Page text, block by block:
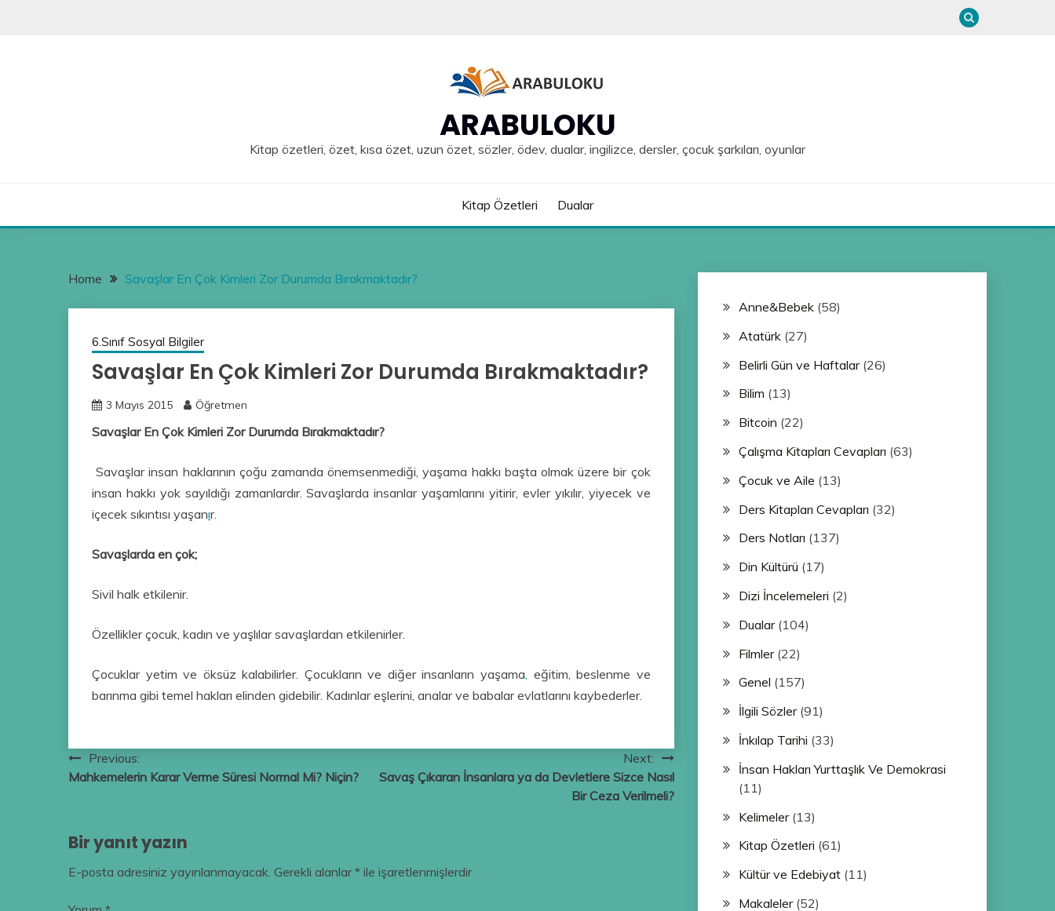
ARABULOKU
Kitap özetleri, özet, kısa özet, uzun özet, sözler, ödev, dualar, ingilizce, dersler, çocuk şarkıları, oyunlar
Kitap Özetleri Dualar
Home Savaşlar En Çok Kimleri Zor Durumda Bırakmaktadır?
6.Sınıf Sosyal Bilgiler
Savaşlar En Çok Kimleri Zor Durumda Bırakmaktadır?
3 Mayıs 2015 Öğretmen
Savaşlar En Çok Kimleri Zor Durumda Bırakmaktadır?
Savaşlar insan haklarının çoğu zamanda önemsenmediği, yaşama hakkı başta olmak üzere bir çok
insan hakkı yok sayıldığı zamanlardır. Savaşlarda insanlar yaşamlarını yitirir, evler yıkılır, yiyecek ve
içecek sıkıntısı yaşanır.
Savaşlarda en çok;
Sivil halk etkilenir.
Özellikler çocuk, kadın ve yaşlılar savaşlardan etkilenirler.
Çocuklar yetim ve öksüz kalabilirler. Çocukların ve diğer insanların yaşama, eğitim, beslenme ve
barınma gibi temel hakları elinden gidebilir. Kadınlar eşlerini, analar ve babalar evlatlarını kaybederler.
Yazı
gezinmesi
Previous:
Mahkemelerin Karar Verme Süresi Normal Mi? Niçin?
Next:
Savaş Çıkaran İnsanlara ya da Devletlere Sizce Nasıl
Bir Ceza Verilmeli?
Bir yanıt yazın
E-posta adresiniz yayınlanmayacak. Gerekli alanlar* ile işaretlenmişlerdir
Anne&Bebek(58)
Atatürk(27)
Belirli Gün ve Haftalar(26)
Bilim (13)
Bitcoin (22)
Çalışma Kitapları Cevapları (63)
Çocuk ve Aile (13)
Ders Kitapları Cevapları (32)
Ders Notları (137)
Din Kültürü (17)
Dizi İncelemeleri (2)
Dualar(104)
Filmler(22)
Genel (157)
İlgili Sözler(91)
İnkılap Tarihi (33)
İnsan Hakları Yurttaşlık Ve Demokrasi
(11)
Kelimeler(13)
Kitap Özetleri (61)
Kültür ve Edebiyat(11)
Makaleler(52)